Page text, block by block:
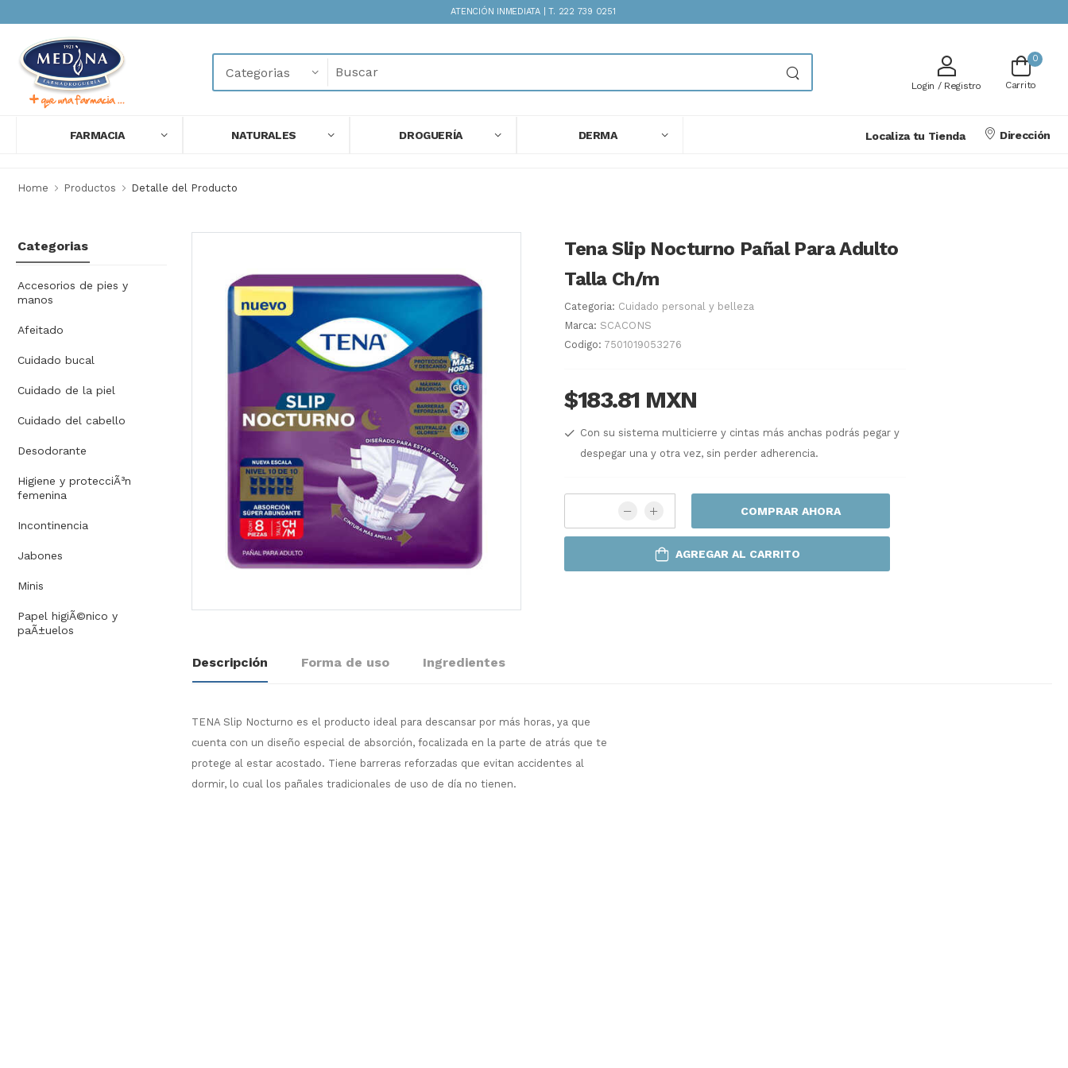
ATENCIÓN INMEDIATA | T. 222 739 0251
Login / Registro
0
Carrito
FARMACIA NATURALES DROGUERÍA DERMA Localiza tu Tienda Dirección
Home Productos Detalle del Producto
Categorias
Accesorios de pies y
manos
Afeitado
Cuidado bucal
Cuidado de la piel
Cuidado del cabello
Desodorante
Higiene y protecciÃ³n
femenina
Incontinencia
Jabones
Minis
Papel higiÃ©nico y
paÃ±uelos
Tena Slip Nocturno Pañal Para Adulto
Talla Ch/m
Categoria: Cuidado personal y belleza
Marca: SCACONS
Codigo: 7501019053276
$183.81 MXN
Con su sistema multicierre y cintas más anchas podrás pegar y
despegar una y otra vez, sin perder adherencia.
COMPRAR AHORA
AGREGAR AL CARRITO
Descripción Forma de uso Ingredientes
TENA Slip Nocturno es el producto ideal para descansar por más horas, ya que
cuenta con un diseño especial de absorción, focalizada en la parte de atrás que te
protege al estar acostado. Tiene barreras reforzadas que evitan accidentes al
dormir, lo cual los pañales tradicionales de uso de día no tienen.